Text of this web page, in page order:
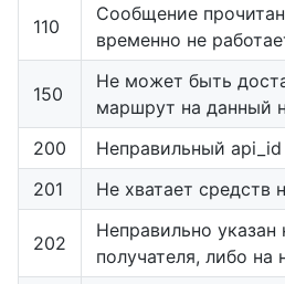
110
Сообщение
временно не
150
Не может быть
маршрут на данный
200
Неправильный api_id
201
Не хватает средств
202
Неправильно
получателя, либо на